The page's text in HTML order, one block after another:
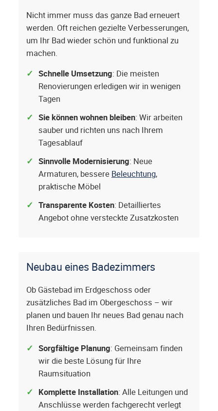
Nicht immer muss das ganze Bad erneuert
werden. Oft reichen gezielte Verbesserungen,
um Ihr Bad wieder schön und funktional zu
machen.
Schnelle Umsetzung: Die meisten
Renovierungen erledigen wir in wenigen
Tagen
Sie können wohnen bleiben: Wir arbeiten
sauber und richten uns nach Ihrem
Tagesablauf
Sinnvolle Modernisierung: Neue
Armaturen, bessere Beleuchtung,
praktische Möbel
Transparente Kosten: Detailliertes
Angebot ohne versteckte Zusatzkosten
Neubau eines Badezimmers
Ob Gästebad im Erdgeschoss oder
zusätzliches Bad im Obergeschoss – wir
planen und bauen Ihr neues Bad genau nach
Ihren Bedürfnissen.
Sorgfältige Planung: Gemeinsam finden
wir die beste Lösung für Ihre
Raumsituation
Komplette Installation: Alle Leitungen und
Anschlüsse werden fachgerecht verlegt